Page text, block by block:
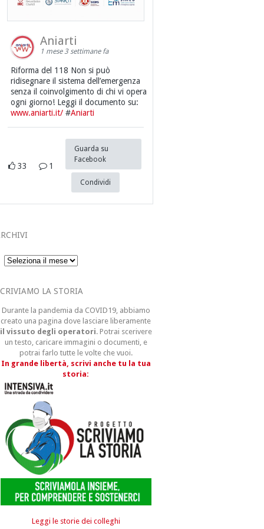
Aniarti
1 mese 3 settimane fa
Riforma del 118 Non si può
ridisegnare il sistema dell’emergenza
senza il coinvolgimento di chi vi opera
ogni giorno! Leggi il documento su:
www.aniarti.it/ #Aniarti
33 1
Guarda su
Facebook
Condividi
LA STORIA
Durante la pandemia da COVID19, abbiamo
creato una pagina dove lasciare liberamente
il vissuto degli operatori. Potrai scerivere
un testo, caricare immagini o documenti, e
potrai farlo tutte le volte che vuoi.
In grande libertà, scrivi anche tu la tua
storia:
Leggi le storie dei colleghi